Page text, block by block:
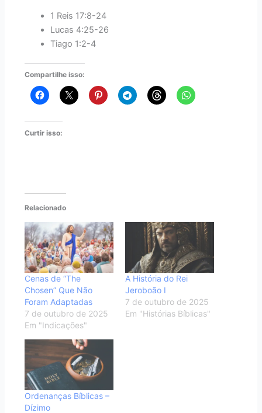
1 Reis 17:8-24
Lucas 4:25-26
Tiago 1:2-4
Compartilhe isso:
Curtir isso:
Relacionado
Cenas de “The
Chosen” Que Não
Foram Adaptadas
7 de outubro de 2025
Em "Indicações"
A História do Rei
Jeroboão I
7 de outubro de 2025
Em "Histórias Bíblicas"
Ordenanças Bíblicas –
Dízimo